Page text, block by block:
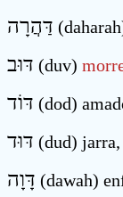
דַּהֲרָה
דּוּב (duv)
דּוֹד (dod)
דּוּד (dud)
דָּוָה (dawah)